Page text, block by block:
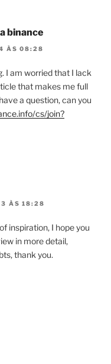
binance
ÀS 08:28
I am worried that I lack
that makes me full
a question, can you
cs/join?
ÀS 18:28
inspiration, I hope you
in more detail,
thank you.